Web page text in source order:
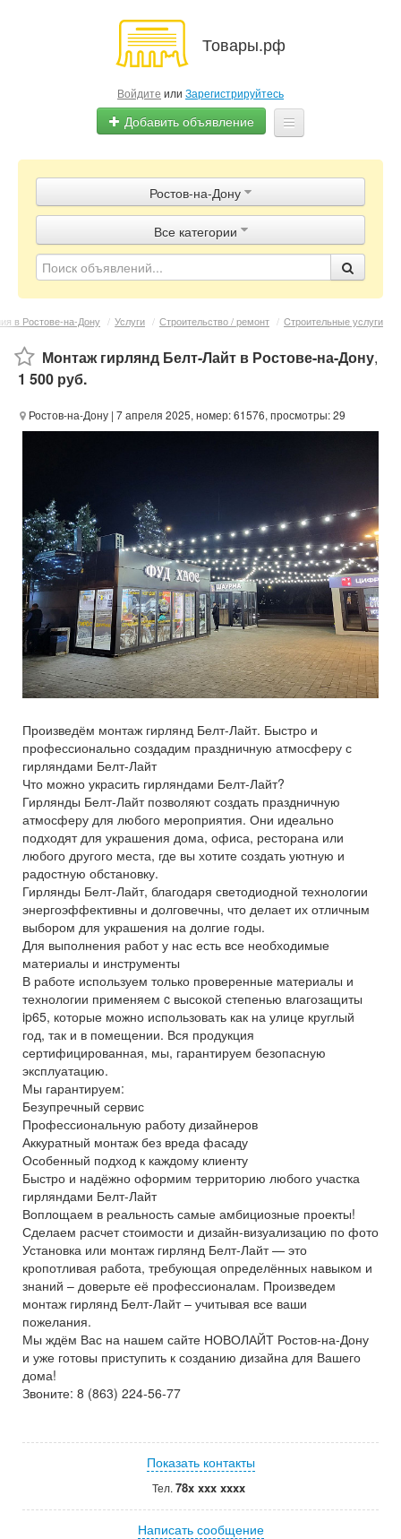
Товары.рф
Войдите или Зарегистрируйтесь
Добавить объявление
Объявления
Магазины
Контакты
Ростов-на-Дону
Все категории
в Ростове-на-Дону / Услуги / Строительство / ремонт / Cтроительные услуги
Монтаж гирлянд Белт-Лайт в Ростове-на-Дону,
1 500 руб.
Ростов-на-Дону | 7 апреля 2025, номер: 61576, просмотры: 29
Произведём монтаж гирлянд Белт-Лайт. Быстро и
профессионально создадим праздничную атмосферу с
гирляндами Белт-Лайт
Что можно украсить гирляндами Белт-Лайт?
Гирлянды Белт-Лайт позволяют создать праздничную
атмосферу для любого мероприятия. Они идеально
подходят для украшения дома, офиса, ресторана или
любого другого места, где вы хотите создать уютную и
радостную обстановку.
Гирлянды Белт-Лайт, благодаря светодиодной технологии
энергоэффективны и долговечны, что делает их отличным
выбором для украшения на долгие годы.
Для выполнения работ у нас есть все необходимые
материалы и инструменты
В работе используем только проверенные материалы и
технологии применяем c высокой степенью влагозащиты
ip65, которые можно использовать как на улице круглый
год, так и в помещении. Вся продукция
сертифицированная, мы, гарантируем безопасную
эксплуатацию.
Мы гарантируем:
Безупречный сервис
Профессиональную работу дизайнеров
Аккуратный монтаж без вреда фасаду
Особенный подход к каждому клиенту
Быстро и надёжно оформим территорию любого участка
гирляндами Белт-Лайт
Воплощаем в реальность самые амбициозные проекты!
Сделаем расчет стоимости и дизайн-визуализацию по фото
Установка или монтаж гирлянд Белт-Лайт — это
кропотливая работа, требующая определённых навыком и
знаний – доверьте её профессионалам. Произведем
монтаж гирлянд Белт-Лайт – учитывая все ваши
пожелания.
Мы ждём Вас на нашем сайте НОВОЛАЙТ Ростов-на-Дону
и уже готовы приступить к созданию дизайна для Вашего
дома!
Звоните: 8 (863) 224-56-77
Показать контакты
Тел. 78x xxx xxxx
Написать сообщение